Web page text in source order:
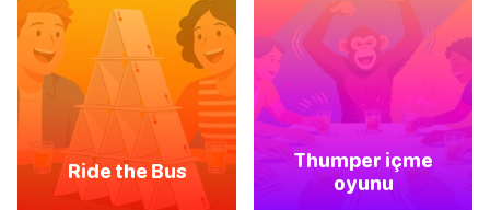
Ride the Bus
Thumper içme
oyunu